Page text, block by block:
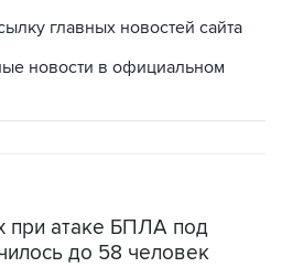
главных новостей сайта
новости в официальном
при атаке БПЛА под
до 58 человек